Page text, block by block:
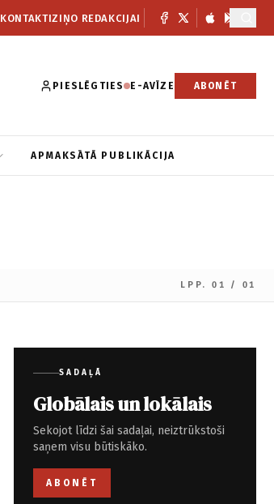
KONTAKTIZIŅO REDAKCIJAI
PIESLĒGTIES E-AVĪZE ABONĒT
APMAKSĀTĀ PUBLIKĀCIJA
LPP. 01 / 01
SADAĻĀ
Globālais un lokālais
Sekojot līdzi šai sadaļai, neiztrūkstoši
saņem visu būtiskāko.
ABONĒT